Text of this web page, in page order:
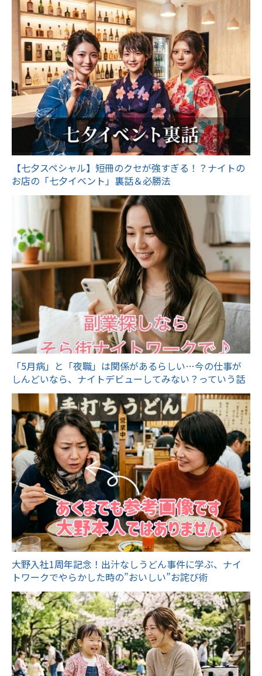
【七夕スペシャル】短冊のクセが強すぎる！？ナイトの
お店の「七夕イベント」裏話＆必勝法
「5月病」と「夜職」は関係があるらしい…今の仕事が
しんどいなら、ナイトデビューしてみない？っていう話
大野入社1周年記念！出汁なしうどん事件に学ぶ、ナイ
トワークでやらかした時の”おいしい”お詫び術